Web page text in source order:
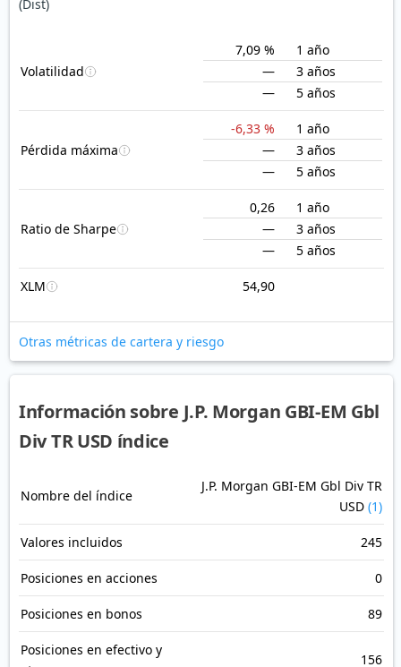
(Dist)
Volatilidad
7,09 %
1 año
—
3 años
—
5 años
Pérdida máxima
-6,33 %
1 año
—
3 años
—
5 años
Ratio de Sharpe
0,26
1 año
—
3 años
—
5 años
XLM 54,90
Otras métricas de cartera y riesgo
Información sobre J.P. Morgan GBI-EM Gbl
Div TR USD índice
Nombre del índice
J.P. Morgan GBI-EM Gbl Div TR
USD (1)
Valores incluidos 245
Posiciones en acciones 0
Posiciones en bonos 89
Posiciones en efectivo y
156